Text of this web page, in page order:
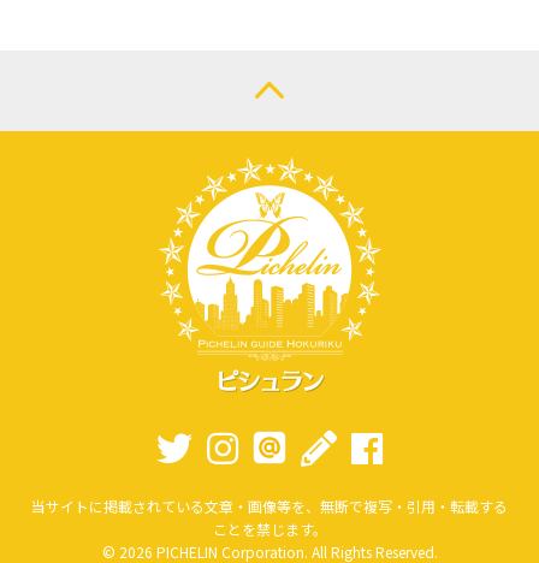
当サイトに掲載されている文章・画像等を、無断で複写・引用・転載する
ことを禁じます。
© 2026 PICHELIN Corporation. All Rights Reserved.